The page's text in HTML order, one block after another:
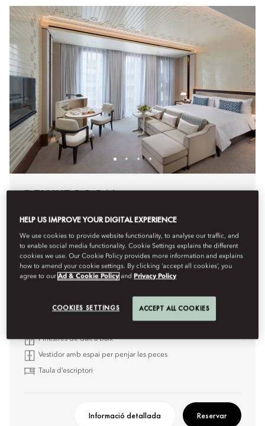
DELUXE ROOM
These elegant rooms feature luxurious furnishings including
luxurious Italian marble bathrooms offer a separate bathtub
and rain shower.
Banyera i dutxa de cascada
Disponibilitat d’habitacions comunicades
Finestres de dalt a baix
Vestidor amb espai per penjar les peces
Taula d’escriptori
Informació detallada Reservar
HELP US IMPROVE YOUR DIGITAL EXPERIENCE
We use cookies to provide website functionality, to analyse our traffic, and
to enable social media functionality. Cookie Settings explains the different
cookies we use. Our Cookie Policy provides more information and explains
how to amend your cookie settings. By clicking ‘accept all cookies’, you
agree to ourAd & Cookie Policy andPrivacy Policy
COOKIES SETTINGS ACCEPT ALL COOKIES